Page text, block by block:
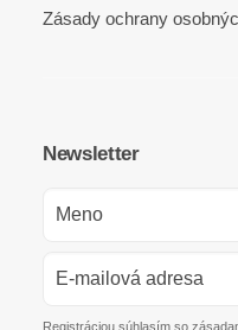
Zásady ochrany
Newsletter
Registráciou súhlasím so